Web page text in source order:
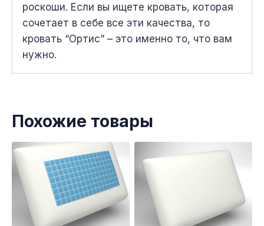
роскоши. Если вы ищете кровать, которая
сочетает в себе все эти качества, то
кровать “Ортис” – это именно то, что вам
нужно.
Похожие товары